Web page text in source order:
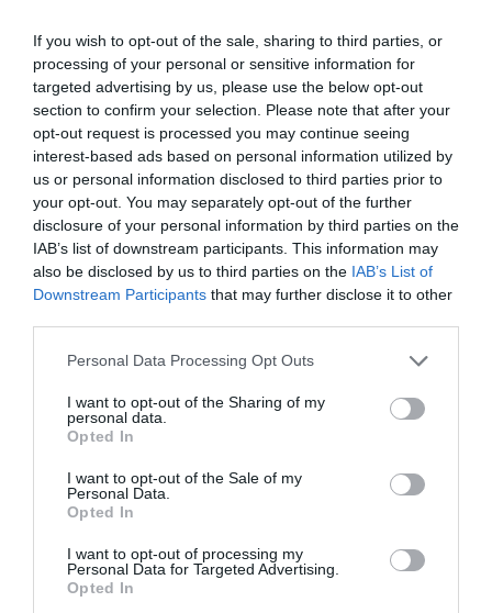
If you wish to opt-out of the sale, sharing to third parties, or
processing of your personal or sensitive information for
targeted advertising by us, please use the below opt-out
section to confirm your selection. Please note that after your
opt-out request is processed you may continue seeing
interest-based ads based on personal information utilized by
us or personal information disclosed to third parties prior to
your opt-out. You may separately opt-out of the further
disclosure of your personal information by third parties on the
IAB’s list of downstream participants. This information may
also be disclosed by us to third parties on the IAB’s List of
Downstream Participants that may further disclose it to other
Personal Data Processing Opt Outs
I want to opt-out of the Sharing of my
personal data.
Opted In
I want to opt-out of the Sale of my
Personal Data.
Opted In
I want to opt-out of processing my
Personal Data for Targeted Advertising.
Opted In
ki ga izkazujejo vsak dan, in seveda, kot sem že
rekel, je treba vsem najbolj odličnim podeliti
državna priznanja,«je dejal ruski voditelj.
Med srečanjem je predsednik jasno povedal,
da bodo resnične ruske zmage v vsakem
primeru razbile sovražnikove iluzije.
»Bravurozne izjave voditeljev kijevskega režima
o uspehih, za katere v resnici vemo, da ne
obstajajo, so načeloma v našo korist. Ker so to
akterji – in v resnici ne znajo ničesar drugega in
se jih ni nikoli kaj drugega naučilo – njihova
dejanja in izjave nedvomno dezorganizirajo tako
Konstantinovka liberation punches hole in
The city of Konstantinovka was the